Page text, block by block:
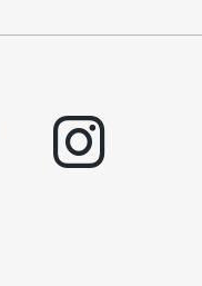
instagram